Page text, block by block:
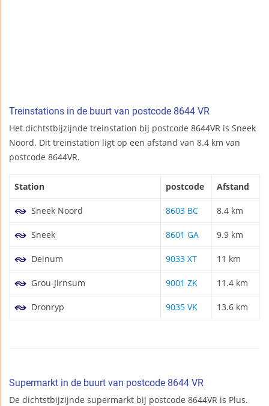
Treinstations in de buurt van postcode 8644 VR
Het dichtstbijzijnde treinstation bij postcode 8644VR is Sneek
Noord. Dit treinstation ligt op een afstand van 8.4 km van
postcode 8644VR.
Station postcode Afstand
Sneek Noord 8603 BC 8.4 km
Sneek 8601 GA 9.9 km
Deinum 9033 XT 11 km
Grou-Jirnsum 9001 ZK 11.4 km
Dronryp 9035 VK 13.6 km
Supermarkt in de buurt van postcode 8644 VR
De dichtstbijzijnde supermarkt bij postcode 8644VR is Plus.